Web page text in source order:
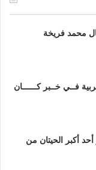
محمد فريخة
فــي خــبر كــــــان
أكبر الحيتان من